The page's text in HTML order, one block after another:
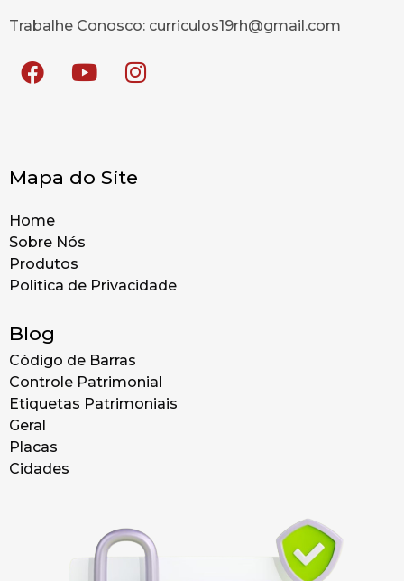
Trabalhe Conosco: curriculos19rh@gmail.com
Mapa do Site
Home
Sobre Nós
Produtos
Politica de Privacidade
Blog
Código de Barras
Controle Patrimonial
Etiquetas Patrimoniais
Geral
Placas
Cidades